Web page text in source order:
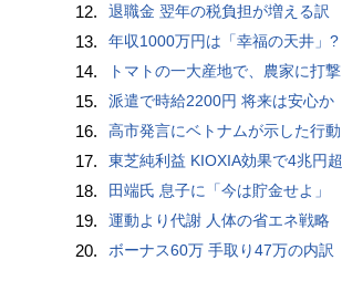
12. 退職金 翌年の税負担が増える訳
13. 年収1000万円は「幸福の天井」?
14. トマトの一大産地で、農家に打撃
15. 派遣で時給2200円 将来は安心か
16. 高市発言にベトナムが示した行動
17. 東芝純利益 KIOXIA効果で4兆円超
18. 田端氏 息子に「今は貯金せよ」
19. 運動より代謝 人体の省エネ戦略
20. ボーナス60万 手取り47万の内訳